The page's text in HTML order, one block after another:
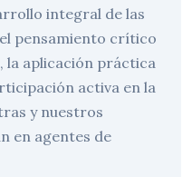
integral de las
pensamiento crítico
la aplicación práctica
activa en la
y nuestros
en agentes de